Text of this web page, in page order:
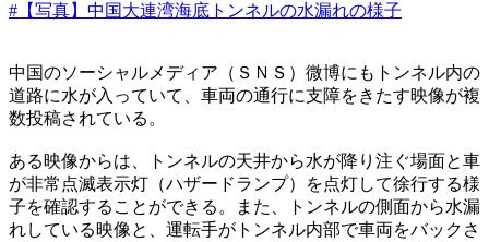
#【写真】中国大連湾海底トンネルの水漏れの様子
中国のソーシャルメディア（ＳＮＳ）微博にもトンネル内の
道路に水が入っていて、車両の通行に支障をきたす映像が複
数投稿されている。
ある映像からは、トンネルの天井から水が降り注ぐ場面と車
が非常点滅表示灯（ハザードランプ）を点灯して徐行する様
子を確認することができる。また、トンネルの側面から水漏
れしている映像と、運転手がトンネル内部で車両をバックさ